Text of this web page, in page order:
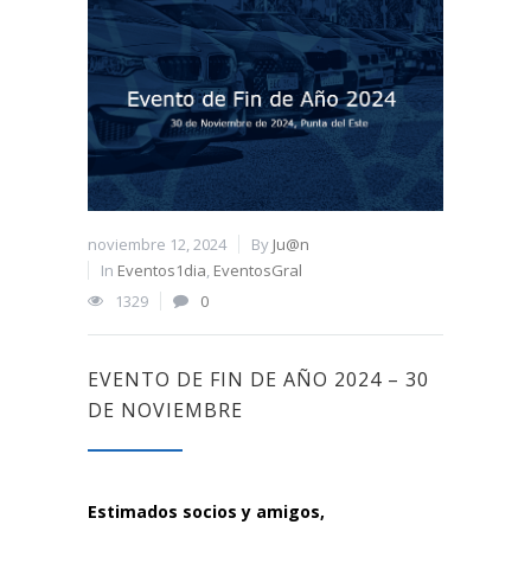
noviembre 12, 2024 By Ju@n
In Eventos1dia, EventosGral
1329
0
EVENTO DE FIN DE AÑO 2024 – 30
DE NOVIEMBRE
Estimados socios y amigos,